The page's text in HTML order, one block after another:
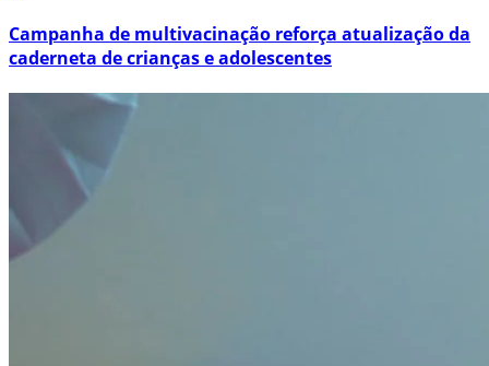
Campanha de multivacinação reforça atualização da
caderneta de crianças e adolescentes